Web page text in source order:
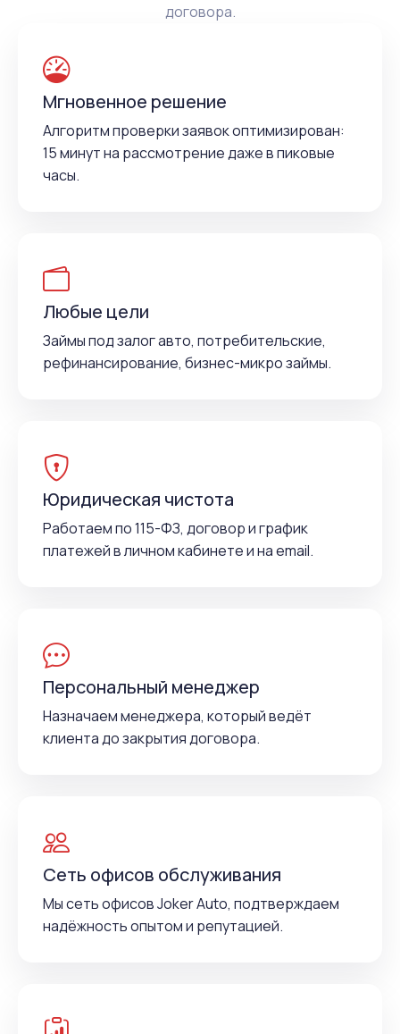
договора.
Мгновенное решение
Алгоритм проверки заявок оптимизирован:
15 минут на рассмотрение даже в пиковые
часы.
Любые цели
Займы под залог авто, потребительские,
рефинансирование, бизнес-микро займы.
Юридическая чистота
Работаем по 115-ФЗ, договор и график
платежей в личном кабинете и на email.
Персональный менеджер
Назначаем менеджера, который ведёт
клиента до закрытия договора.
Сеть офисов обслуживания
Мы сеть офисов Joker Auto, подтверждаем
надёжность опытом и репутацией.